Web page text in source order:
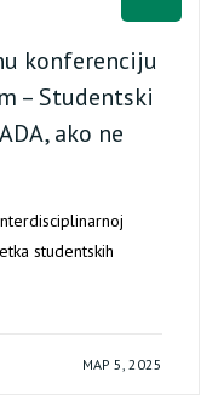
konferenciju
– Studentski
ako ne
studentskih
МАР 5, 2025